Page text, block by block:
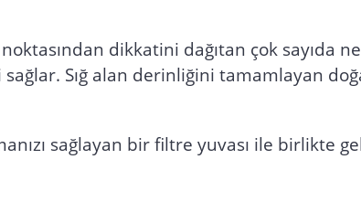
dikkatini dağıtan çok sayıda
Sığ alan derinliğini tamamlayan
sağlayan bir filtre yuvası ile birlikte